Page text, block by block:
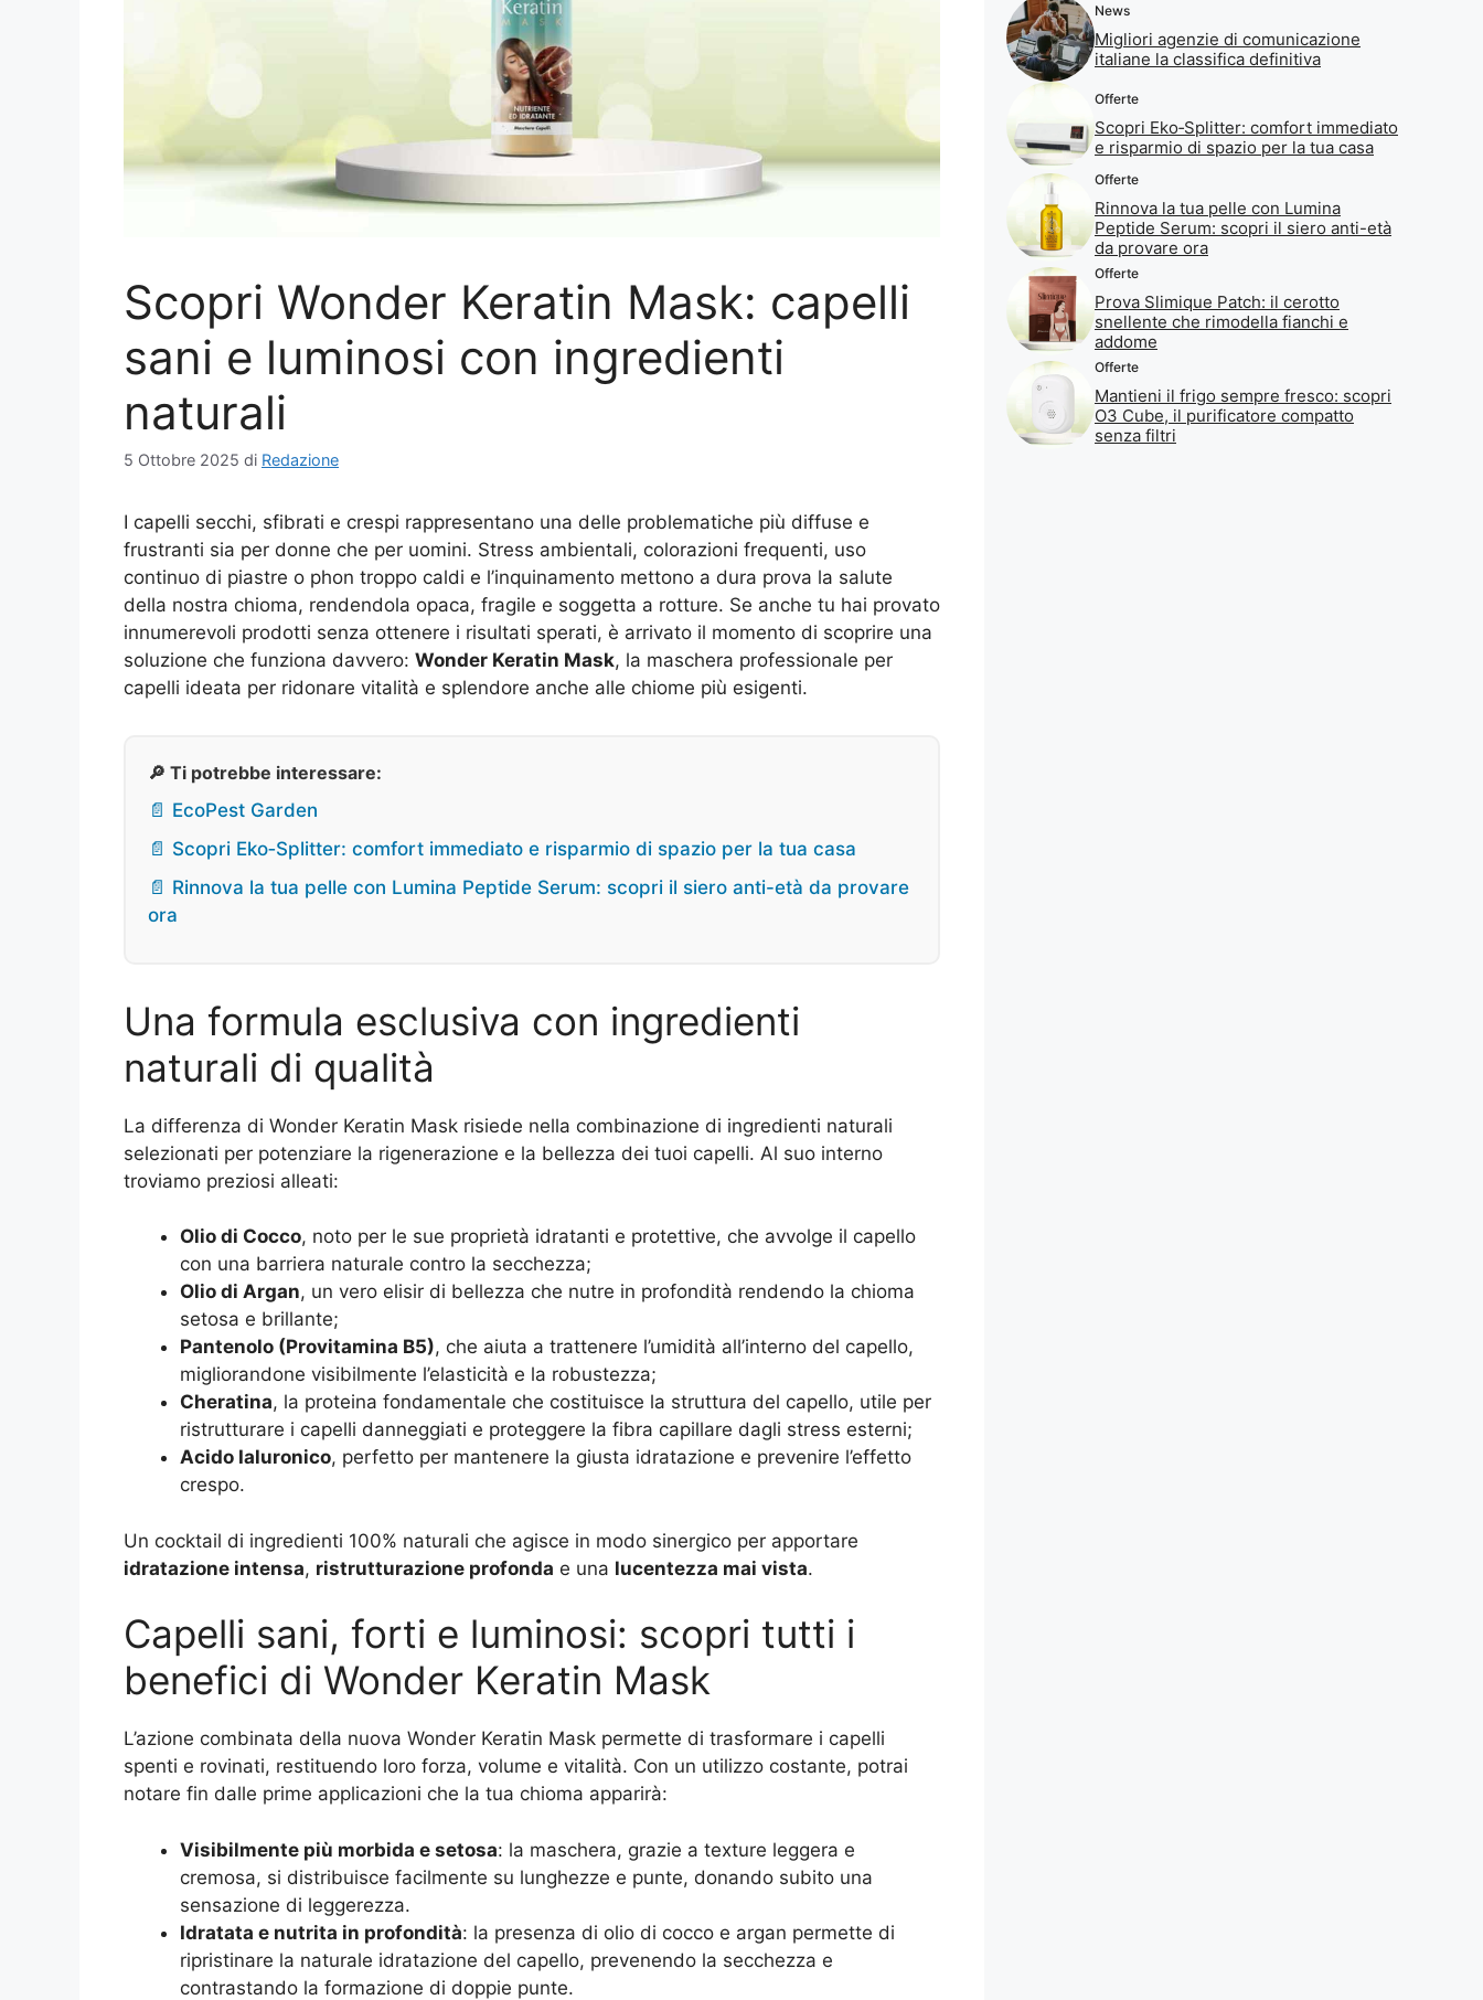
Scopri Wonder Keratin Mask: capelli
sani e luminosi con ingredienti
naturali
5 Ottobre 2025 di Redazione
I capelli secchi, sfibrati e crespi rappresentano una delle problematiche più diffuse e
frustranti sia per donne che per uomini. Stress ambientali, colorazioni frequenti, uso
continuo di piastre o phon troppo caldi e l’inquinamento mettono a dura prova la salute
della nostra chioma, rendendola opaca, fragile e soggetta a rotture. Se anche tu hai provato
innumerevoli prodotti senza ottenere i risultati sperati, è arrivato il momento di scoprire una
soluzione che funziona davvero: Wonder Keratin Mask, la maschera professionale per
capelli ideata per ridonare vitalità e splendore anche alle chiome più esigenti.
🔎 Ti potrebbe interessare:
📄 EcoPest Garden
📄 Scopri Eko‑Splitter: comfort immediato e risparmio di spazio per la tua casa
📄 Rinnova la tua pelle con Lumina Peptide Serum: scopri il siero anti-età da provare
ora
Una formula esclusiva con ingredienti
naturali di qualità
La differenza di Wonder Keratin Mask risiede nella combinazione di ingredienti naturali
selezionati per potenziare la rigenerazione e la bellezza dei tuoi capelli. Al suo interno
troviamo preziosi alleati:
Olio di Cocco, noto per le sue proprietà idratanti e protettive, che avvolge il capello
con una barriera naturale contro la secchezza;
Olio di Argan, un vero elisir di bellezza che nutre in profondità rendendo la chioma
setosa e brillante;
Pantenolo (Provitamina B5), che aiuta a trattenere l’umidità all’interno del capello,
migliorandone visibilmente l’elasticità e la robustezza;
Cheratina, la proteina fondamentale che costituisce la struttura del capello, utile per
ristrutturare i capelli danneggiati e proteggere la fibra capillare dagli stress esterni;
Acido Ialuronico, perfetto per mantenere la giusta idratazione e prevenire l’effetto
crespo.
Un cocktail di ingredienti 100% naturali che agisce in modo sinergico per apportare
idratazione intensa, ristrutturazione profonda e una lucentezza mai vista.
Capelli sani, forti e luminosi: scopri tutti i
benefici di Wonder Keratin Mask
L’azione combinata della nuova Wonder Keratin Mask permette di trasformare i capelli
spenti e rovinati, restituendo loro forza, volume e vitalità. Con un utilizzo costante, potrai
notare fin dalle prime applicazioni che la tua chioma apparirà:
Visibilmente più morbida e setosa: la maschera, grazie a texture leggera e
cremosa, si distribuisce facilmente su lunghezze e punte, donando subito una
sensazione di leggerezza.
Idratata e nutrita in profondità: la presenza di olio di cocco e argan permette di
ripristinare la naturale idratazione del capello, prevenendo la secchezza e
contrastando la formazione di doppie punte.
News
Migliori agenzie di comunicazione
italiane la classifica definitiva
Offerte
Scopri Eko‑Splitter: comfort immediato
e risparmio di spazio per la tua casa
Offerte
Rinnova la tua pelle con Lumina
Peptide Serum: scopri il siero anti-età
da provare ora
Offerte
Prova Slimique Patch: il cerotto
snellente che rimodella fianchi e
addome
Offerte
Mantieni il frigo sempre fresco: scopri
O3 Cube, il purificatore compatto
senza filtri